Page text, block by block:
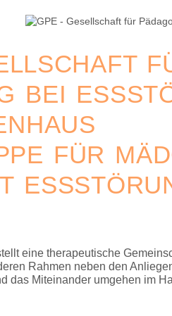
BEI
FÜR
eine therapeutische
Rahmen neben den
das Miteinander umgehen im